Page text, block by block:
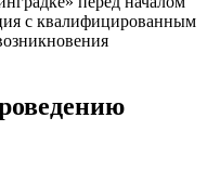
с квалифицированным